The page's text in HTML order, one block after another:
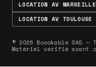
LOCATION AV MARSEILLE
LOCATION AV TOULOUSE
© 2026 Boookable SAS
Matériel vérifié avant